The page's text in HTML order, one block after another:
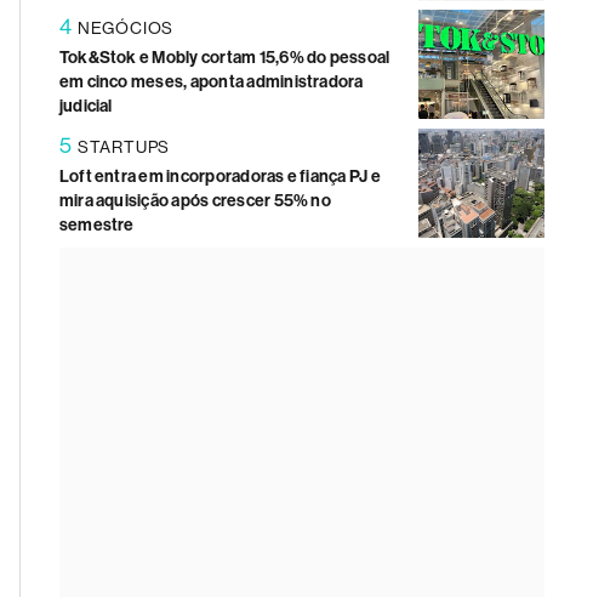
4 NEGÓCIOS
Tok&Stok e Mobly cortam 15,6% do pessoal
em cinco meses, aponta administradora
judicial
5 STARTUPS
Loft entra em incorporadoras e fiança PJ e
mira aquisição após crescer 55% no
semestre